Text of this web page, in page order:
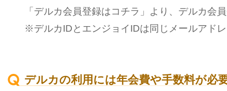
「デルカ会員登録はコチラ」より、デルカ会
※デルカIDとエンジョイIDは同じメールアド
デルカの利用には年会費や手数料が必